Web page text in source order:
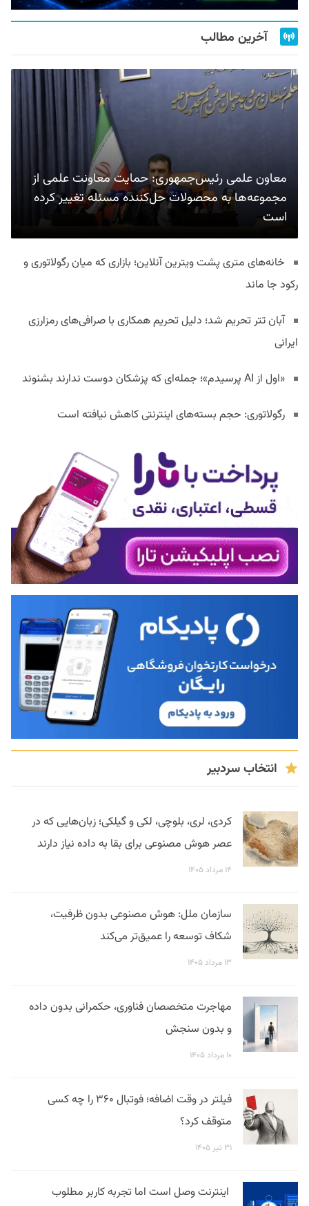
آخرین مطالب
معاون علمی رئیس‌جمهوری: حمایت معاونت علمی از
مجموعه‌ها به محصولات حل‌کننده مسئله تغییر کرده
است
خانه‌های متری پشت ویترین آنلاین؛ بازاری که میان رگولاتوری و
رکود جا ماند
آبان تتر تحریم شد؛ دلیل تحریم همکاری با صرافی‌های رمزارزی
ایرانی
«اول از AI پرسیدم»؛ جمله‌ای که پزشکان دوست ندارند بشنوند
رگولاتوری: حجم بسته‌های اینترنتی کاهش نیافته است
انتخاب سردبیر
کردی، لری، بلوچی، لکی و گیلکی؛ زبان‌هایی که در
عصر هوش مصنوعی برای بقا به داده نیاز دارند
۱۴ مرداد ۱۴۰۵
سازمان ملل: هوش مصنوعی بدون ظرفیت،
شکاف توسعه را عمیق‌تر می‌کند
۱۳ مرداد ۱۴۰۵
مهاجرت متخصصان فناوری، حکمرانی بدون داده
و بدون سنجش
۱۰ مرداد ۱۴۰۵
فیلتر در وقت اضافه؛ فوتبال ۳۶۰ را چه کسی
متوقف کرد؟
۳۱ تیر ۱۴۰۵
اینترنت وصل است اما تجربه کاربر مطلوب